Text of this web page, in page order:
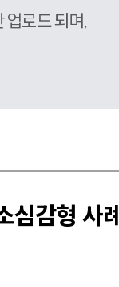
업로드 되며,
심감형 사